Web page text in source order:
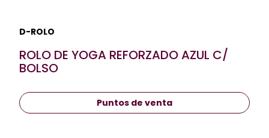
D-ROLO
ROLO DE YOGA REFORZADO AZUL C/
BOLSO
Puntos de venta